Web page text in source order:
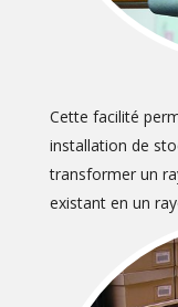
Cette facilité
installation de
transformer un
existant en un